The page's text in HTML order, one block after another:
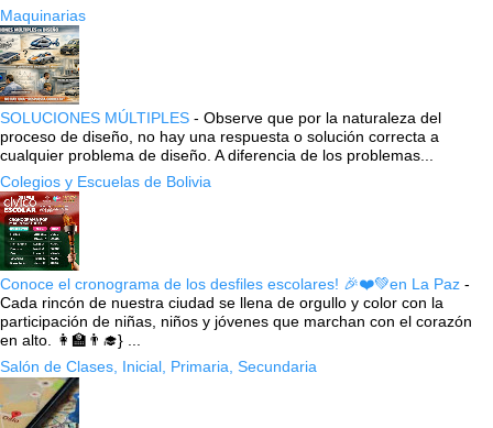
Maquinarias
SOLUCIONES MÚLTIPLES - Observe que por la naturaleza del
proceso de diseño, no hay una respuesta o solución correcta a
cualquier problema de diseño. A diferencia de los problemas...
Colegios y Escuelas de Bolivia
Conoce el cronograma de los desfiles escolares! 🎉❤️💚en La Paz -
Cada rincón de nuestra ciudad se llena de orgullo y color con la
participación de niñas, niños y jóvenes que marchan con el corazón
en alto. 👩‍🏫👨‍🎓} ...
Salón de Clases, Inicial, Primaria, Secundaria